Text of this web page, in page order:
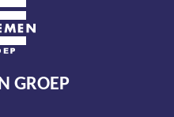
GROEP